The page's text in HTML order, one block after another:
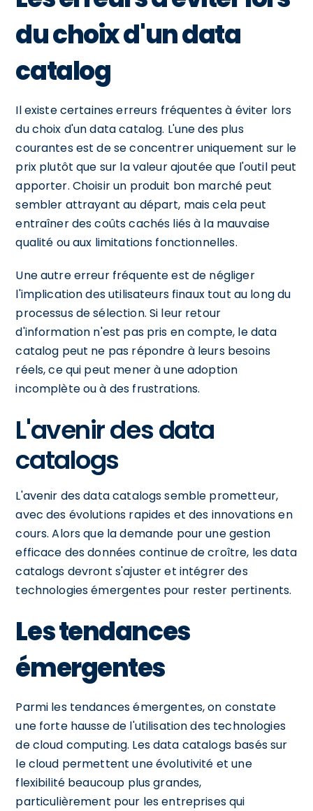
du choix d'un data
catalog
Il existe certaines erreurs fréquentes à éviter lors
du choix d'un data catalog. L'une des plus
courantes est de se concentrer uniquement sur le
prix plutôt que sur la valeur ajoutée que l'outil peut
apporter. Choisir un produit bon marché peut
sembler attrayant au départ, mais cela peut
entraîner des coûts cachés liés à la mauvaise
qualité ou aux limitations fonctionnelles.
Une autre erreur fréquente est de négliger
l'implication des utilisateurs finaux tout au long du
processus de sélection. Si leur retour
d'information n'est pas pris en compte, le data
catalog peut ne pas répondre à leurs besoins
réels, ce qui peut mener à une adoption
incomplète ou à des frustrations.
L'avenir des data
catalogs
L'avenir des data catalogs semble prometteur,
avec des évolutions rapides et des innovations en
cours. Alors que la demande pour une gestion
efficace des données continue de croître, les data
catalogs devront s'ajuster et intégrer des
technologies émergentes pour rester pertinents.
Les tendances
émergentes
Parmi les tendances émergentes, on constate
une forte hausse de l'utilisation des technologies
de cloud computing. Les data catalogs basés sur
le cloud permettent une évolutivité et une
flexibilité beaucoup plus grandes,
particulièrement pour les entreprises qui